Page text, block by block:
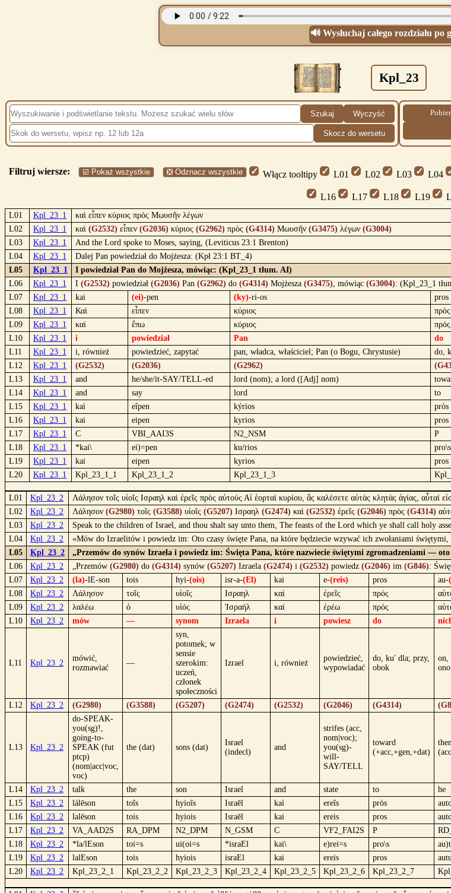
🔊 Wysłuchaj całego rozdziału po
Kpl_23
Szukaj Wyczyść
Skocz do wersetu
Filtruj wiersze: ☑️ Pokaż wszystkie ❎ Odznacz wszystkie Włącz tooltipy L01 L02 L03 L04
L16 L17 L18 L19
L01 Kpl_23_1
καὶ εἶπεν κύριος πρὸς Μωυσῆν λέγων
L02
Kpl_23_1 καὶ (G2532) εἶπεν (G2036) κύριος (G2962) πρὸς (G4314) Μωυσῆν (G3475) λέγων (G3004)
L03
Kpl_23_1
And the Lord spoke to Moses, saying, (Leviticus 23:1 Brenton)
L04
Kpl_23_1
Dalej Pan powiedział do Mojżesza: (Kpł 23:1 BT_4)
L05
Kpl_23_1
I powiedział Pan do Mojżesza, mówiąc: (Kpl_23_1 tłum. AI)
L06
Kpl_23_1 I (G2532) powiedział (G2036) Pan (G2962) do (G4314) Mojżesza (G3475), mówiąc (G3004): (Kpl_23_1
L07
Kpl_23_1 kai (ei)-pen (ky)-ri-os pros
L08
Kpl_23_1 Καὶ εἶπεν κύριος πρὸς
L09
Kpl_23_1 καί ἔπω κύριος πρός
L10
Kpl_23_1 i powiedział Pan do
L11
Kpl_23_1 i, również powiedzieć, zapytać pan, władca, właściciel; Pan (o Bogu, Chrystusie) do,
L12
Kpl_23_1 (G2532) (G2036) (G2962)
L13
Kpl_23_1 and he/she/it-SAY/TELL-ed lord (nom); a lord ([Adj] nom)
L14
Kpl_23_1 and say lord to
L15
Kpl_23_1 kaì eîpen kýrios pròs
L16
Kpl_23_1 kai eipen kyrios pros
L17
Kpl_23_1 C VBI_AAI3S N2_NSM P
L18
Kpl_23_1 *kai\ ei)=pen ku/rios pro\s
L19
Kpl_23_1 kai eipen kyrios pros
L20
Kpl_23_1 Kpl_23_1_1 Kpl_23_1_2 Kpl_23_1_3
L01 Kpl_23_2
Λάλησον τοῖς υἱοῖς Ισραηλ καὶ ἐρεῖς πρὸς αὐτούς Αἱ ἑορταὶ κυρίου, ἃς καλέσετε αὐτὰς κλητὰς ἁγίας, αὗταί
L02
Kpl_23_2 Λάλησον (G2980) τοῖς (G3588) υἱοῖς (G5207) Ισραηλ (G2474) καὶ (G2532) ἐρεῖς (G2046) πρὸς (G4314)
L03
Kpl_23_2
Speak to the children of Israel, and thou shalt say unto them, The feasts of the Lord which ye shall call holy
L04
Kpl_23_2
«Mów do Izraelitów i powiedz im: Oto czasy święte Pana, na które będziecie wzywać ich zwołaniami
L05
Kpl_23_2
„Przemów do synów Izraela i powiedz im: Święta Pana, które nazwiecie świętymi zgromadzeniami —
L06
Kpl_23_2 „Przemów (G2980) do (G4314) synów (G5207) Izraela (G2474) i (G2532) powiedz (G2046) im (G846):
L07
Kpl_23_2 (la)-lE-son tois hyi-(ois) isr-a-(El) kai e-(reis) pros au-
L08
Kpl_23_2 Λάλησον τοῖς υἱοῖς Ισραηλ καὶ ἐρεῖς πρὸς
L09
Kpl_23_2 λαλέω ὁ υἱός Ἰσραήλ καί ἐρέω πρός
L10
Kpl_23_2 mów — synom Izraela i powiesz do
L11 Kpl_23_2
mówić,
rozmawiać
—
syn,
potomek; w
sensie
szerokim:
uczeń,
członek
społeczności
Izrael i, również
powiedzieć,
wypowiadać
do, ku' dla; przy,
obok
on,
ono
L12 Kpl_23_2 (G2980) (G3588) (G5207) (G2474) (G2532) (G2046) (G4314)
L13 Kpl_23_2
do-SPEAK-
you(sg)!,
going-to-
SPEAK (fut
ptcp)
(nom|acc|voc,
voc)
the (dat) sons (dat)
Israel
(indecl)
and
strifes (acc,
nom|voc);
you(sg)-
will-
SAY/TELL
toward
(+acc,+gen,+dat)
L14 Kpl_23_2 talk the son Israel and state to he
L15
Kpl_23_2 lálēson toîs hyioîs Israēl kaì ereîs pròs
L16
Kpl_23_2 lalēson tois hyiois Israēl kai ereis pros
L17
Kpl_23_2 VA_AAD2S RA_DPM N2_DPM N_GSM C VF2_FAI2S P
L18
Kpl_23_2 *la/lEson toi=s ui(oi=s *israEl kai\ e)rei=s pro\s
L19
Kpl_23_2 lalEson tois hyiois israEl kai ereis pros
L20
Kpl_23_2 Kpl_23_2_1 Kpl_23_2_2 Kpl_23_2_3 Kpl_23_2_4 Kpl_23_2_5 Kpl_23_2_6 Kpl_23_2_7